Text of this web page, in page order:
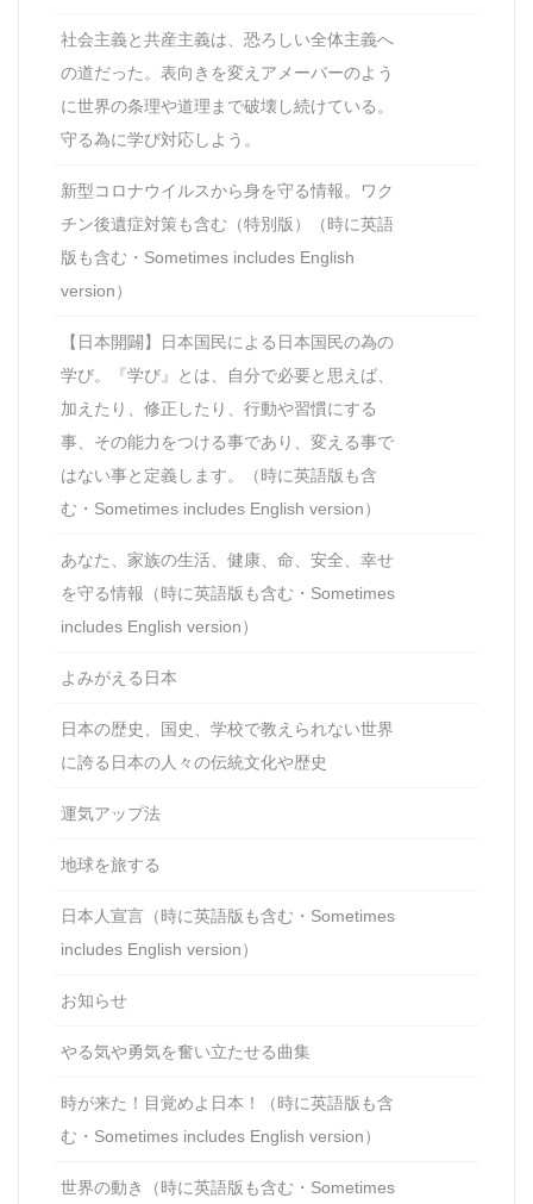
社会主義と共産主義は、恐ろしい全体主義へ
の道だった。表向きを変えアメーバーのよう
に世界の条理や道理まで破壊し続けている。
守る為に学び対応しよう。
新型コロナウイルスから身を守る情報。ワク
チン後遺症対策も含む（特別版）（時に英語
版も含む・Sometimes includes English
version）
【日本開闢】日本国民による日本国民の為の
学び。『学び』とは、自分で必要と思えば、
加えたり、修正したり、行動や習慣にする
事、その能力をつける事であり、変える事で
はない事と定義します。（時に英語版も含
む・Sometimes includes English version）
あなた、家族の生活、健康、命、安全、幸せ
を守る情報（時に英語版も含む・Sometimes
includes English version）
よみがえる日本
日本の歴史、国史、学校で教えられない世界
に誇る日本の人々の伝統文化や歴史
運気アップ法
地球を旅する
日本人宣言（時に英語版も含む・Sometimes
includes English version）
お知らせ
やる気や勇気を奮い立たせる曲集
時が来た！目覚めよ日本！（時に英語版も含
む・Sometimes includes English version）
世界の動き（時に英語版も含む・Sometimes